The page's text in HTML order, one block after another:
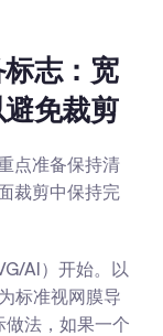
志：宽
免裁剪
点准备保持清
裁剪中保持完
AI）开始。以
标准视网膜导
法，如果一个